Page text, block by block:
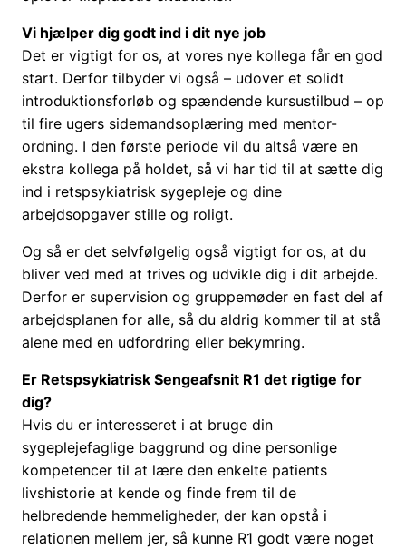
Vi hjælper dig godt ind i dit nye job
Det er vigtigt for os, at vores nye kollega får en god
start. Derfor tilbyder vi også – udover et solidt
introduktionsforløb og spændende kursustilbud – op
til fire ugers sidemandsoplæring med mentor-
ordning. I den første periode vil du altså være en
ekstra kollega på holdet, så vi har tid til at sætte dig
ind i retspsykiatrisk sygepleje og dine
arbejdsopgaver stille og roligt.
Og så er det selvfølgelig også vigtigt for os, at du
bliver ved med at trives og udvikle dig i dit arbejde.
Derfor er supervision og gruppemøder en fast del af
arbejdsplanen for alle, så du aldrig kommer til at stå
alene med en udfordring eller bekymring.
Er Retspsykiatrisk Sengeafsnit R1 det rigtige for
dig?
Hvis du er interesseret i at bruge din
sygeplejefaglige baggrund og dine personlige
kompetencer til at lære den enkelte patients
livshistorie at kende og finde frem til de
helbredende hemmeligheder, der kan opstå i
relationen mellem jer, så kunne R1 godt være noget